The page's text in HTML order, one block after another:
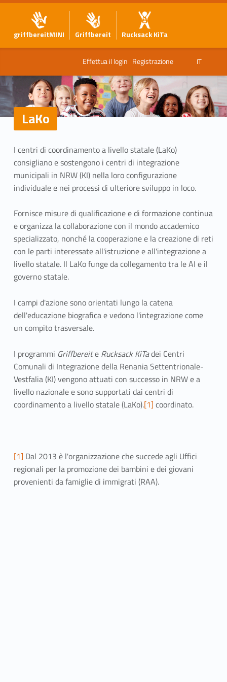
griffbereitMINI Griffbereit Rucksack KiTa
Effettua il login Registrazione IT
LaKo
I centri di coordinamento a livello statale (LaKo)
consigliano e sostengono i centri di integrazione
municipali in NRW (KI) nella loro configurazione
individuale e nei processi di ulteriore sviluppo in loco.
Fornisce misure di qualificazione e di formazione continua
e organizza la collaborazione con il mondo accademico
specializzato, nonché la cooperazione e la creazione di reti
con le parti interessate all'istruzione e all'integrazione a
livello statale. Il LaKo funge da collegamento tra le AI e il
governo statale.
I campi d'azione sono orientati lungo la catena
dell'educazione biografica e vedono l'integrazione come
un compito trasversale.
I programmi Griffbereite Rucksack KiTadei Centri
Comunali di Integrazione della Renania Settentrionale-
Vestfalia (KI) vengono attuati con successo in NRW e a
livello nazionale e sono supportati dai centri di
coordinamento a livello statale (LaKo).[1] coordinato.
[1] Dal 2013 è l'organizzazione che succede agli Uffici
regionali per la promozione dei bambini e dei giovani
provenienti da famiglie di immigrati (RAA).